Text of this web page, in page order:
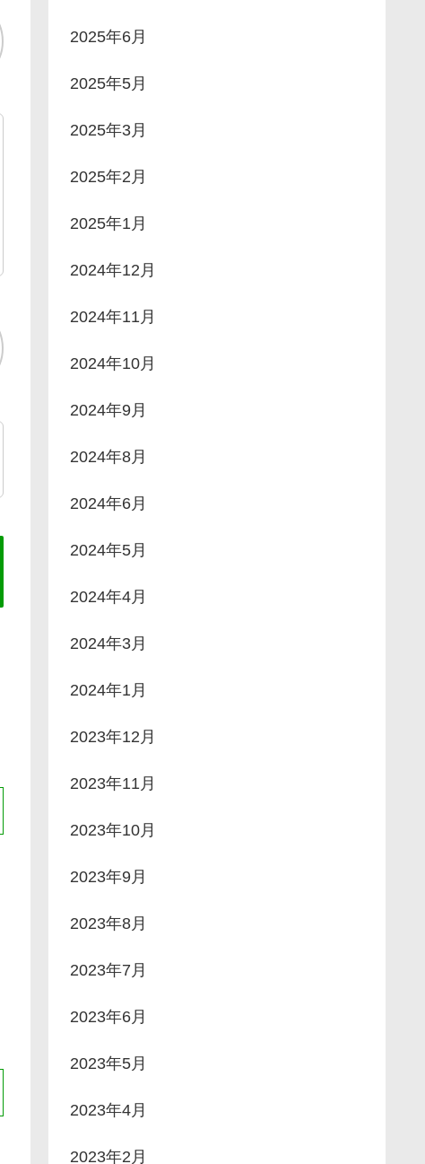
2025年6月
2025年5月
2025年3月
2025年2月
2025年1月
2024年12月
2024年11月
2024年10月
2024年9月
2024年8月
2024年6月
2024年5月
2024年4月
2024年3月
2024年1月
2023年12月
2023年11月
2023年10月
2023年9月
2023年8月
2023年7月
2023年6月
2023年5月
2023年4月
2023年2月